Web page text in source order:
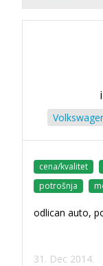
cena/kvalitet
potrošnja
odlican auto,
31. Dec 2014.